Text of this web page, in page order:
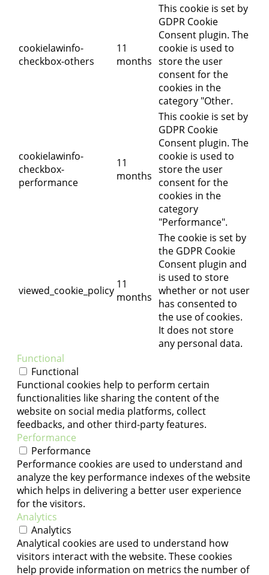
cookielawinfo-
checkbox-others
11
months
This cookie is set by
GDPR Cookie
Consent plugin. The
cookie is used to
store the user
consent for the
cookies in the
category "Other.
cookielawinfo-
checkbox-
performance
11
months
This cookie is set by
GDPR Cookie
Consent plugin. The
cookie is used to
store the user
consent for the
cookies in the
category
"Performance".
viewed_cookie_policy 11
months
The cookie is set by
the GDPR Cookie
Consent plugin and
is used to store
whether or not user
has consented to
the use of cookies.
It does not store
any personal data.
Functional
Functional
Functional cookies help to perform certain
functionalities like sharing the content of the
website on social media platforms, collect
feedbacks, and other third-party features.
Performance
Performance
Performance cookies are used to understand and
analyze the key performance indexes of the website
which helps in delivering a better user experience
for the visitors.
Analytics
Analytics
Analytical cookies are used to understand how
visitors interact with the website. These cookies
help provide information on metrics the number of